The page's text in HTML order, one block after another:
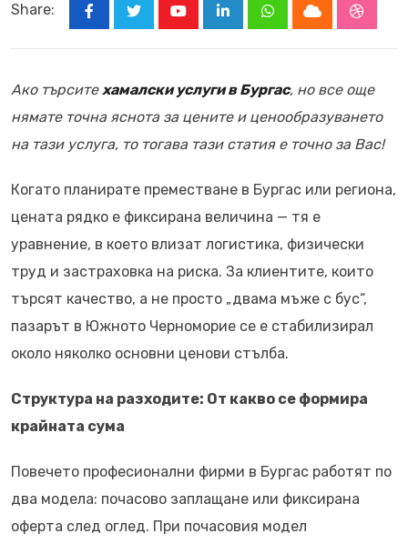
Share:
LinkedInWhatsappCloud
Ако търситехамалски услуги в Бургас, но все още
нямате точна яснота за цените и ценообразуването
на тази услуга, то тогава тази статия е точно за Вас!
Когато планирате преместване в Бургас или региона,
цената рядко е фиксирана величина — тя е
уравнение, в което влизат логистика, физически
труд и застраховка на риска. За клиентите, които
търсят качество, а не просто „двама мъже с бус“,
пазарът в Южното Черноморие се е стабилизирал
около няколко основни ценови стълба.
Структура на разходите: От какво се формира
крайната сума
Повечето професионални фирми в Бургас работят по
два модела: почасово заплащане или фиксирана
оферта след оглед. При почасовия модел